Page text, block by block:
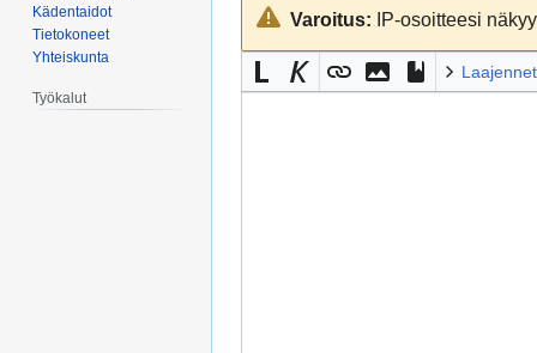
Varoitus: IP-osoitteesi
Kädentaidot
Tietokoneet
Yhteiskunta
Työkalut